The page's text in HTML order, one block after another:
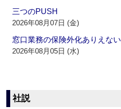
三つのPUSH
2026年08月07日 (金)
窓口業務の保険外化ありえない
2026年08月05日 (水)
社説